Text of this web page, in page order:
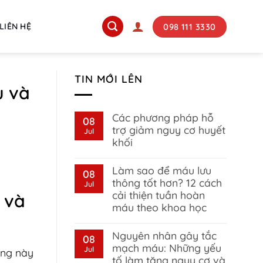
LIÊN HỆ 098 111 3330
và
và
này
TIN MỚI LÊN
08
Jul
Các phương pháp hỗ
trợ giảm nguy cơ huyết
khối
on
Các
phương
pháp
hỗ
trợ
cơ
huyết
khối
08
Jul
Làm sao để máu lưu
thông tốt hơn? 12 cách
cải thiện tuần hoàn
máu theo khoa học
on
Làm
sao
để
08
Jul
Nguyên nhân gây tắc
mạch máu: Những yếu
tố làm tăng nguy cơ và